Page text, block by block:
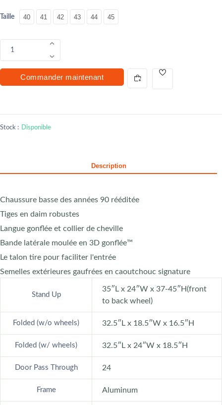
Taille 40 41 42 43 44 45
1
Commander maintenant
Stock : Disponible
Description
Chaussure basse des années 90 rééditée
Tiges en daim robustes
Langue gonflée et collier de cheville
Bande latérale moulée en 3D gonflée™
Le talon tire pour faciliter l'entrée
Semelles extérieures gaufrées en caoutchouc signature
Stand Up
35″L x 24″W x 37-45″H(front
to back wheel)
Folded (w/o wheels) 32.5″L x 18.5″W x 16.5″H
Folded (w/ wheels) 32.5″L x 24″W x 18.5″H
Door Pass Through 24
Frame Aluminum